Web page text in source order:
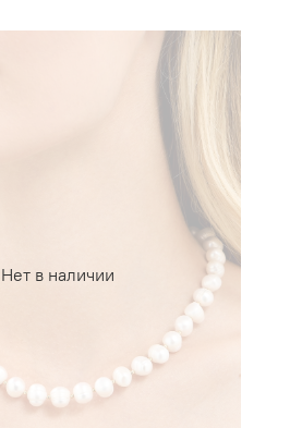
Нет в наличии